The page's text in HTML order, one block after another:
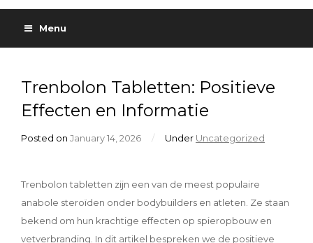
Menu
Trenbolon Tabletten: Positieve
Effecten en Informatie
Posted on January 14, 2026 / Under Uncategorized
Trenbolon tabletten zijn een van de meest populaire
anabole steroïden onder bodybuilders en atleten. Ze staan
bekend om hun krachtige effecten op spieropbouw en
vetverbranding. In dit artikel bespreken we de positieve